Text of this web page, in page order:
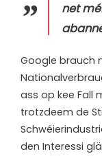
net
Google brauch
ass op kee Fall
trotzdeem de
den Interessi